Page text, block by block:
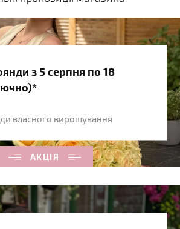
АКЦІЯ
з 5 серпня по 18
власного вирощування